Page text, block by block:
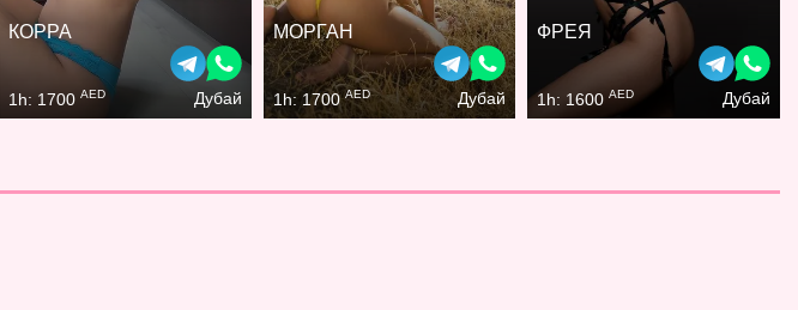
КОРРА
1h: 1700 AED Дубай
МОРГАН
1h: 1700AED Дубай
ФРЕЯ
1h: 1600AED Дубай